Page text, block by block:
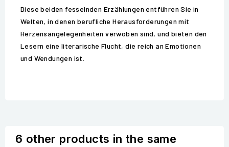
Diese beiden fesselnden Erzählungen entführen Sie in
Welten, in denen berufliche Herausforderungen mit
Herzensangelegenheiten verwoben sind, und bieten den
Lesern eine literarische Flucht, die reich an Emotionen
und Wendungen ist.
6 other products in the same